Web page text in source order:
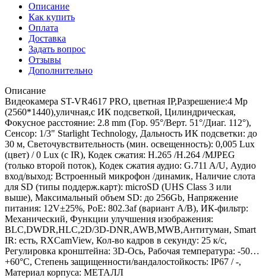
Описание
Как купить
Оплата
Доставка
Задать вопрос
Отзывы
Дополнительно
Описание
Видеокамера ST-VR4617 PRO, цветная IP,Разрешение:4 Mp
(2560*1440),уличная,с ИК подсветкой, Цилиндрическая,
Фокусное расстояние: 2.8 mm (Гор. 95°/Верт. 51°/Диаг. 112°),
Сенсор: 1/3" Starlight Technology, Дальность ИК подсветки: до
30 м, Светочувствительность (мин. освещенность): 0,005 Lux
(цвет) / 0 Lux (c IR), Кодек сжатия: H.265 /H.264 /MJPEG
(только второй поток), Кодек сжатия аудио: G.711 A/U, Аудио
вход/выход: Встроенный микрофон /динамик, Наличие слота
для SD (типы поддерж.карт): microSD (UHS Class 3 или
выше), Максимальный объем SD: до 256Gb, Напряжение
питания: 12V±25%, PoE: 802.3af (вариант А/В), ИК-фильтр:
Механический, Функции улучшения изображения:
BLC,DWDR,HLC,2D/3D-DNR,AWB,MWB,Антитуман, Smart
IR: есть, RXCamView, Кол-во кадров в секунду: 25 к/с,
Регулировка кронштейна: 3D-Ось, Рабочая температура: -50…
+60°С, Степень защищенности/вандалостойкость: IP67 / -,
Материал корпуса: МЕТАЛЛ